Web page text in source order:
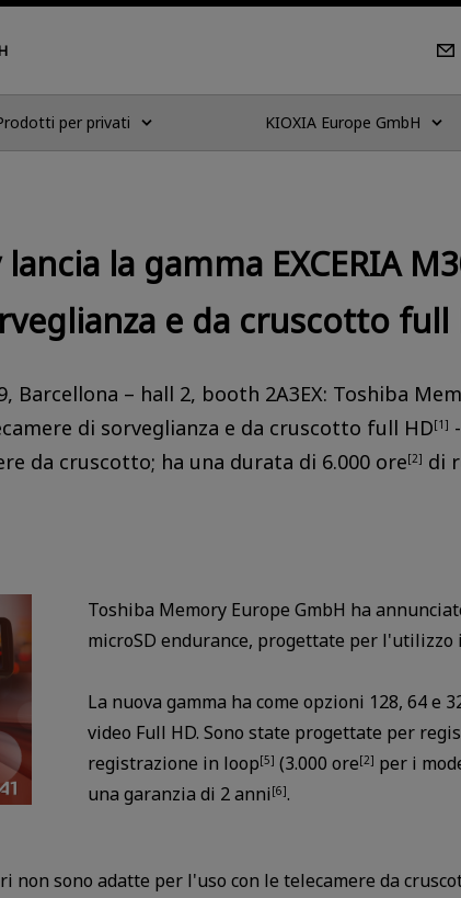
per privati KIOXIA Europe GmbH
la gamma EXCERIA
e da cruscotto full
Barcellona – hall 2, booth 2A3EX: Toshiba
di sorveglianza e da cruscotto full HD[1]
da cruscotto; ha una durata di 6.000 ore[2] di
Toshiba Memory Europe GmbH ha
microSD endurance, progettate per l'utilizzo
La nuova gamma ha come opzioni 128, 64 e
video Full HD. Sono state progettate per
registrazione in loop[5] (3.000 ore[2] per i
una garanzia di 2 anni [6].
non sono adatte per l'uso con le telecamere da